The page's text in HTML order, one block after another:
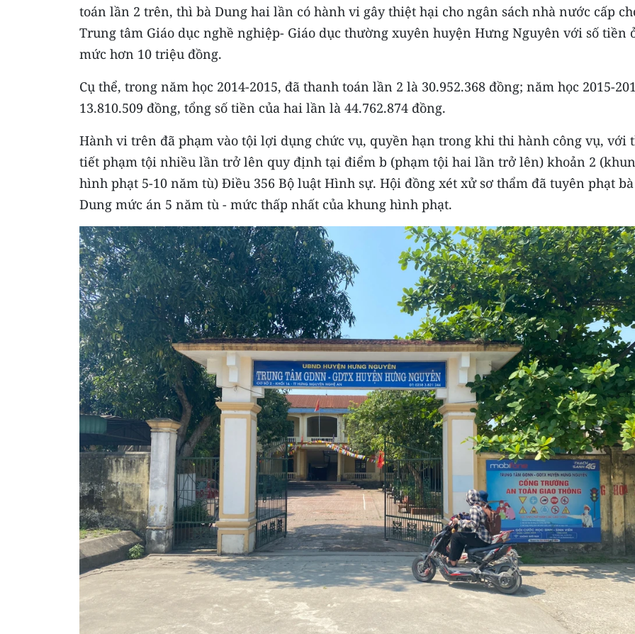
toán lần 2 trên, thì bà Dung hai lần có hành vi gây thiệt hại cho ngân sách nhà nước cấp
Trung tâm Giáo dục nghề nghiệp- Giáo dục thường xuyên huyện Hưng Nguyên với số tiền
mức hơn 10 triệu đồng.
Cụ thể, trong năm học 2014-2015, đã thanh toán lần 2 là 30.952.368 đồng; năm học 2015-
13.810.509 đồng, tổng số tiền của hai lần là 44.762.874 đồng.
Hành vi trên đã phạm vào tội lợi dụng chức vụ, quyền hạn trong khi thi hành công vụ, với
tiết phạm tội nhiều lần trở lên quy định tại điểm b (phạm tội hai lần trở lên) khoản 2
hình phạt 5-10 năm tù) Điều 356 Bộ luật Hình sự. Hội đồng xét xử sơ thẩm đã tuyên phạt bà
Dung mức án 5 năm tù - mức thấp nhất của khung hình phạt.